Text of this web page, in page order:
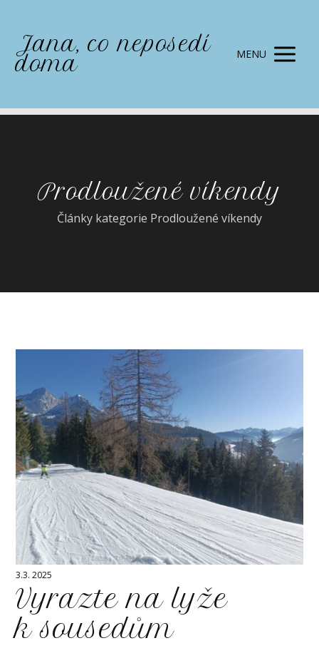
Jana, co neposedí
doma
MENU
Prodloužené víkendy
Články kategorie Prodloužené víkendy
3.3. 2025
Vyrazte na lyže
k sousedům